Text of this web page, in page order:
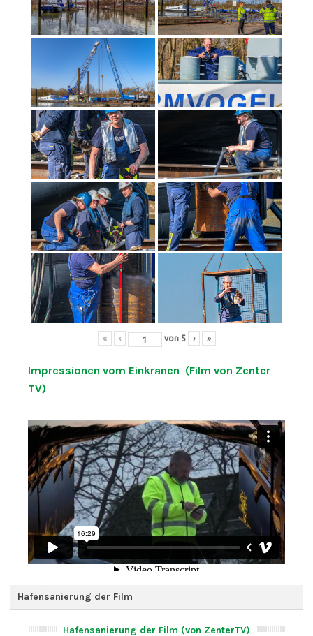
« ‹ von 5 › »
Impressionen vom Einkranen (Film von Zenter
TV)
Hafensanierung der Film
Hafensanierung der Film (von ZenterTV)